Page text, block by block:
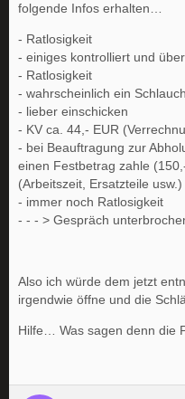
folgende Infos erhalten…
- Ratlosigkeit
- einiges kontrolliert und
- Ratlosigkeit
- wahrscheinlich ein
- lieber einschicken
- KV ca. 44,- EUR
- bei Beauftragung zur
einen Festbetrag zahle
(Arbeitszeit, Ersatzteile usw.)
- immer noch Ratlosigkeit
- - - > Gespräch
Also ich würde dem jetzt
irgendwie öffne und die
Hilfe… Was sagen denn die